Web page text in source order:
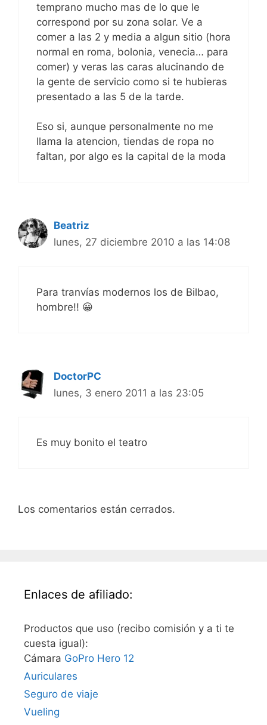
temprano mucho mas de lo que le
correspond por su zona solar. Ve a
comer a las 2 y media a algun sitio (hora
normal en roma, bolonia, venecia… para
comer) y veras las caras alucinando de
la gente de servicio como si te hubieras
presentado a las 5 de la tarde.
Eso si, aunque personalmente no me
llama la atencion, tiendas de ropa no
faltan, por algo es la capital de la moda
Beatriz
lunes, 27 diciembre 2010 a las 14:08
Para tranvías modernos los de Bilbao,
hombre!! 😀
DoctorPC
lunes, 3 enero 2011 a las 23:05
Es muy bonito el teatro
Los comentarios están cerrados.
Enlaces de afiliado:
Productos que uso (recibo comisión y a ti te
cuesta igual):
Cámara GoPro Hero 12
Auriculares
Seguro de viaje
Vueling